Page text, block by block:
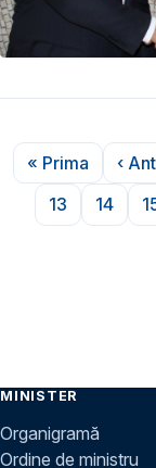
Paginare
Prima
« Prima ‹
Pagina
13 14
MINISTER
Organigramă
Ordine de ministru